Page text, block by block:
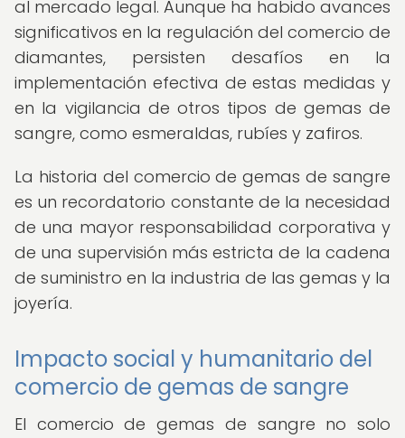
al mercado legal. Aunque ha habido avances
significativos en la regulación del comercio de
diamantes, persisten desafíos en la
implementación efectiva de estas medidas y
en la vigilancia de otros tipos de gemas de
sangre, como esmeraldas, rubíes y zafiros.
La historia del comercio de gemas de sangre
es un recordatorio constante de la necesidad
de una mayor responsabilidad corporativa y
de una supervisión más estricta de la cadena
de suministro en la industria de las gemas y la
joyería.
Impacto social y humanitario del
comercio de gemas de sangre
El comercio de gemas de sangre no solo